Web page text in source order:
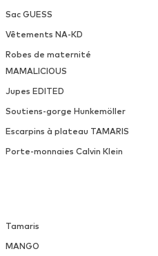
Sac GUESS
Vêtements NA-KD
Robes de maternité
MAMALICIOUS
Jupes EDITED
Soutiens-gorge Hunkemöller
Escarpins à plateau TAMARIS
Porte-monnaies Calvin Klein
Tamaris
MANGO